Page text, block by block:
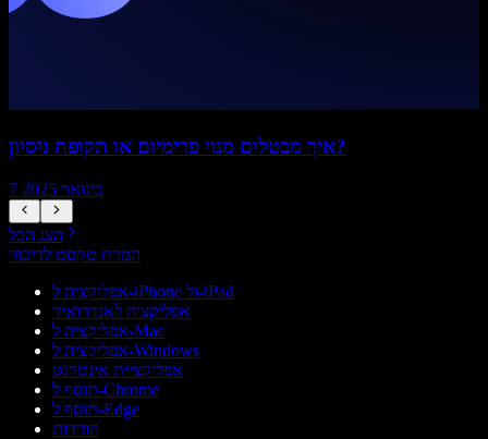
איך מבטלים מנוי פרימיום או תקופת ניסיון?
7 בינואר 2025
הצג הכל
המרת טקסט לדיבור
אפליקציה ל-iPhone ול-iPad
אפליקציה לאנדרואיד
אפליקציה ל-Mac
אפליקציה ל-Windows
אפליקציית אינטרנט
תוסף ל-Chrome
תוסף ל-Edge
הורדות